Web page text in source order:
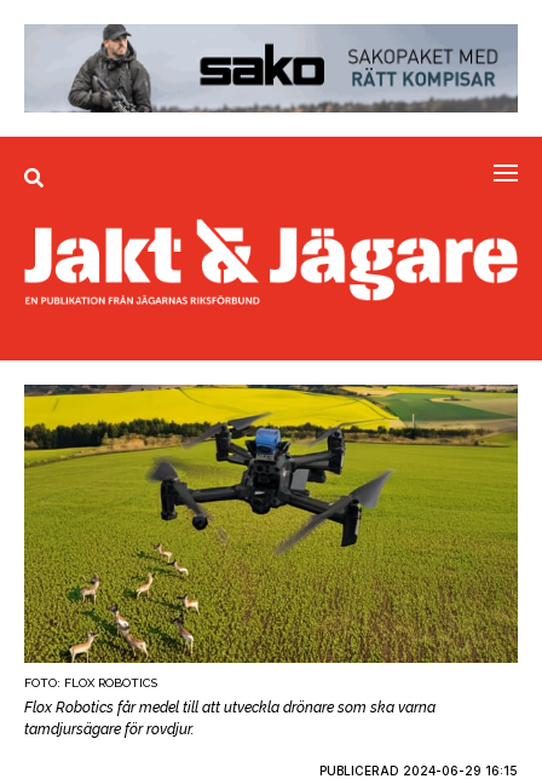
FOTO: FLOX ROBOTICS
Flox Robotics får medel till att utveckla drönare som ska varna
tamdjursägare för rovdjur.
PUBLICERAD 2024-06-29 16:15